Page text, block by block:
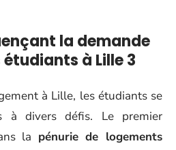
la demande
à Lille 3
à Lille, les étudiants se
à divers défis. Le premier
la pénurie de logements